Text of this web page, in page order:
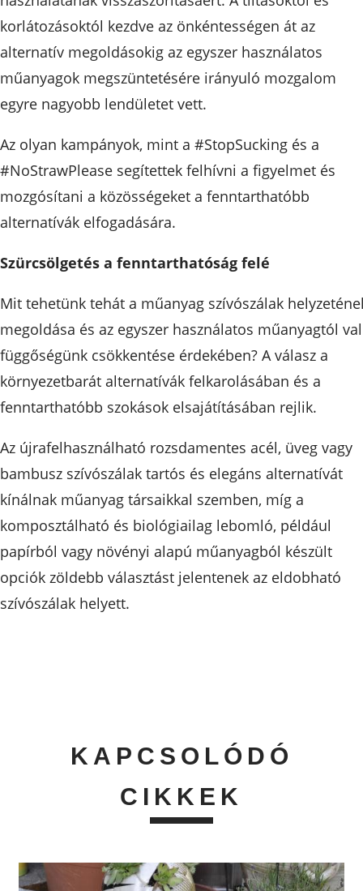
korlátozásoktól kezdve az önkéntességen át az
alternatív megoldásokig az egyszer használatos
műanyagok megszüntetésére irányuló mozgalom
egyre nagyobb lendületet vett.
Az olyan kampányok, mint a #StopSucking és a
#NoStrawPlease segítettek felhívni a figyelmet és
mozgósítani a közösségeket a fenntarthatóbb
alternatívák elfogadására.
Szürcsölgetés a fenntarthatóság felé
Mit tehetünk tehát a műanyag szívószálak
megoldása és az egyszer használatos műanyagtól
függőségünk csökkentése érdekében? A válasz a
környezetbarát alternatívák felkarolásában és a
fenntarthatóbb szokások elsajátításában rejlik.
Az újrafelhasználható rozsdamentes acél, üveg vagy
bambusz szívószálak tartós és elegáns alternatívát
kínálnak műanyag társaikkal szemben, míg a
komposztálható és biológiailag lebomló, például
papírból vagy növényi alapú műanyagból készült
opciók zöldebb választást jelentenek az eldobható
szívószálak helyett.
KAPCSOLÓDÓ
CIKKEK